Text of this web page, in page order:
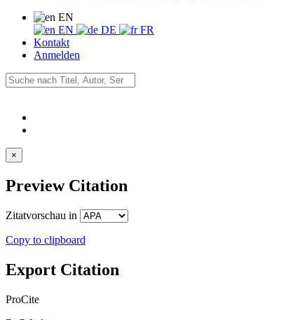
EN
EN
DE
FR
Kontakt
Anmelden
×
Preview Citation
Zitatvorschau in
Copy to clipboard
Export Citation
ProCite